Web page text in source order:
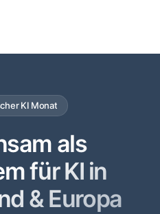
KI Monat
als
für KI in
& Europa